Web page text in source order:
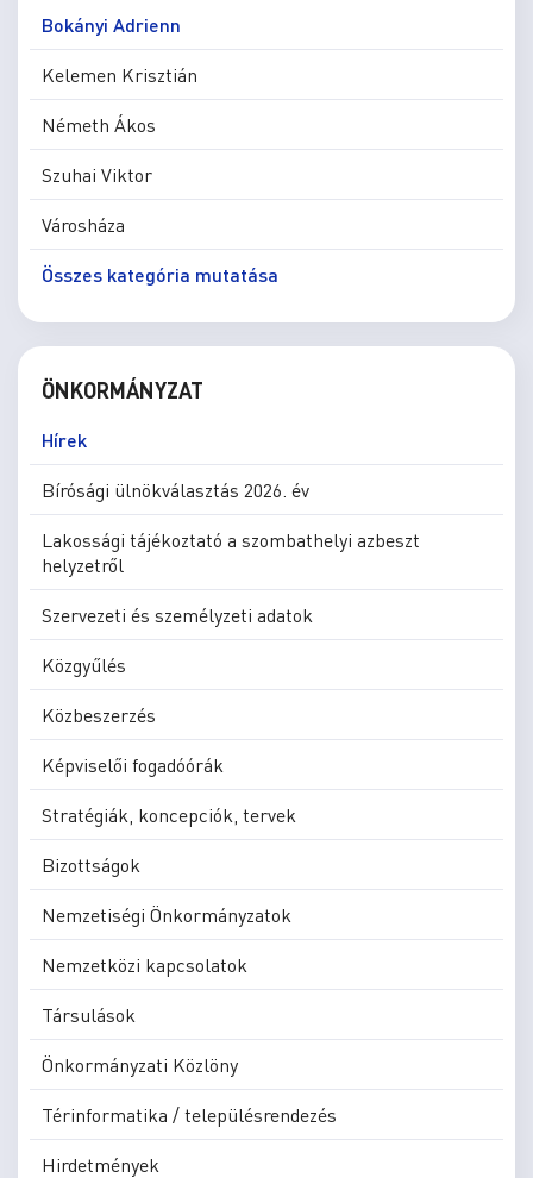
Bokányi Adrienn
Kelemen Krisztián
Németh Ákos
Szuhai Viktor
Városháza
Összes kategória mutatása
ÖNKORMÁNYZAT
Hírek
Bírósági ülnökválasztás 2026. év
Lakossági tájékoztató a szombathelyi azbeszt
helyzetről
Szervezeti és személyzeti adatok
Közgyűlés
Közbeszerzés
Képviselői fogadóórák
Stratégiák, koncepciók, tervek
Bizottságok
Nemzetiségi Önkormányzatok
Nemzetközi kapcsolatok
Társulások
Önkormányzati Közlöny
Térinformatika / településrendezés
Hirdetmények